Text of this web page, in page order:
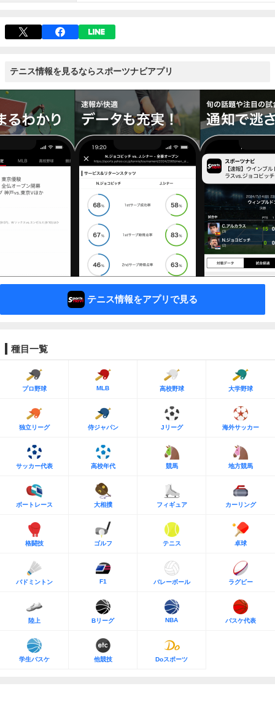
テニス情報を見るならスポーツナビアプリ
テニス情報をアプリで見る
種目一覧
プロ野球 MLB 高校野球 大学野球
独立リーグ 侍ジャパン Jリーグ 海外サッカー
サッカー代表 高校年代 競馬 地方競馬
ボートレース 大相撲 フィギュア カーリング
格闘技 ゴルフ テニス 卓球
バドミントン F1 バレーボール ラグビー
陸上 Bリーグ NBA バスケ代表
学生バスケ 他競技 Doスポーツ